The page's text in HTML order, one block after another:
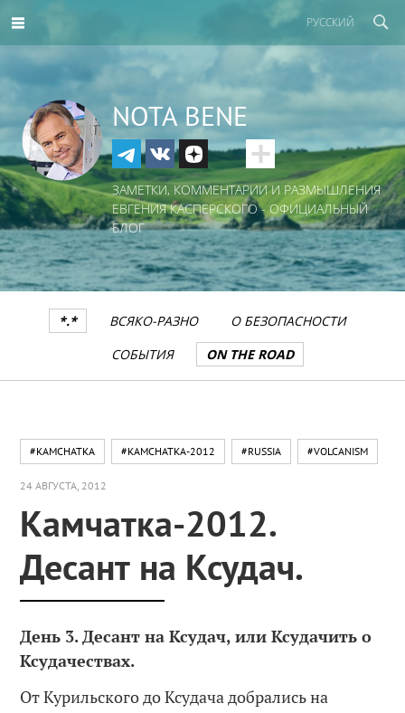
РУССКИЙ
NOTA BENE
ЗАМЕТКИ, КОММЕНТАРИИ И РАЗМЫШЛЕНИЯ
ЕВГЕНИЯ КАСПЕРСКОГО - ОФИЦИАЛЬНЫЙ
БЛОГ
*.* ВСЯКО-РАЗНО
О БЕЗОПАСНОСТИ
СОБЫТИЯ
ON THE ROAD
#KAMCHATKA #KAMCHATKA-2012 #RUSSIA #VOLCANISM
24 АВГУСТА, 2012
Камчатка-2012.
Десант на Ксудач.
День 3. Десант на Ксудач, или Ксудачить о
Ксудачествах.
От Курильского до Ксудача добрались на